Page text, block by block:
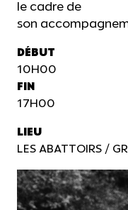
le cadre de
son
DÉBUT
10H00
FIN
17H00
LIEU
LES ABATTOIRS /